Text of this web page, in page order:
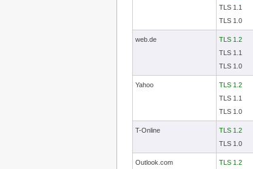
TLS 1.1
TLS 1.0
web.de
TLS 1.2
TLS 1.1
TLS 1.0
Yahoo
TLS 1.2
TLS 1.1
TLS 1.0
T-Online
TLS 1.2
TLS 1.0
Outlook.com
TLS 1.2